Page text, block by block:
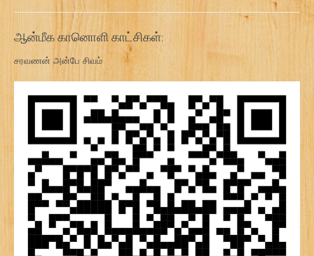
ஆன்மீக கானொளி காட்சிகள்:
சரவணன் அன்பே சிவம்